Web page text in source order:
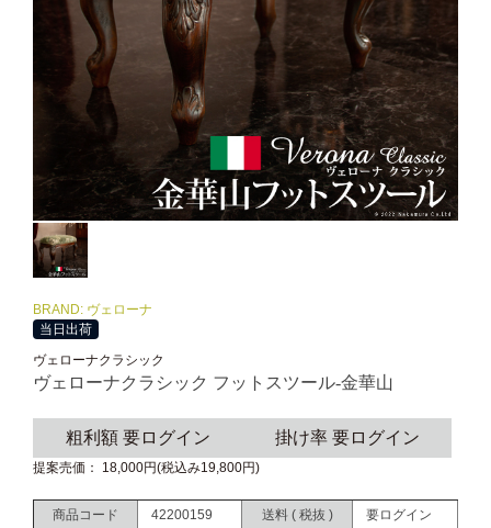
BRAND: ヴェローナ
当日出荷
ヴェローナクラシック
ヴェローナクラシック フットスツール-金華山
粗利額 要ログイン 掛け率 要ログイン
提案売価： 18,000円(税込み19,800円)
商品コード 42200159 送料 ( 税抜 )
要ログイン